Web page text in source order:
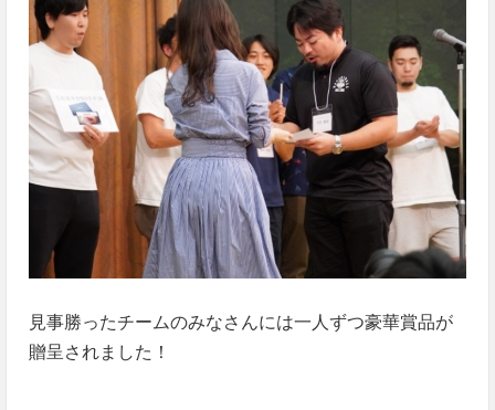
見事勝ったチームのみなさんには一人ずつ豪華賞品が
贈呈されました！